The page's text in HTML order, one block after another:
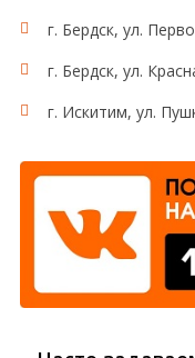
г. Бердск, ул.
г. Бердск, ул.
г. Искитим, ул.